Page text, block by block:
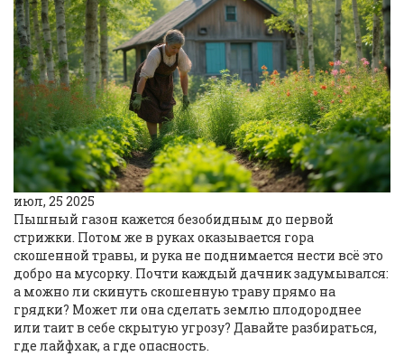
июл, 25 2025
Пышный газон кажется безобидным до первой
стрижки. Потом же в руках оказывается гора
скошенной травы, и рука не поднимается нести всё это
добро на мусорку. Почти каждый дачник задумывался:
а можно ли скинуть скошенную траву прямо на
грядки? Может ли она сделать землю плодороднее
или таит в себе скрытую угрозу? Давайте разбираться,
где лайфхак, а где опасность.